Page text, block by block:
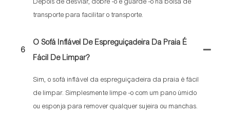
transporte para facilitar o transporte.
6
O Sofá Inflável De Espreguiçadeira Da Praia É
Fácil De Limpar?
Sim, o sofá inflável da espreguiçadeira da praia é fácil
de limpar. Simplesmente limpe -o com um pano úmido
ou esponja para remover qualquer sujeira ou manchas.